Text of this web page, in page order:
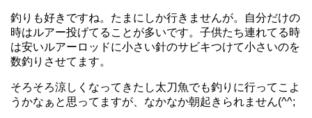
釣りも好きですね。たまにしか行きませんが。自分だけの
時はルアー投げてることが多いです。子供たち連れてる時
は安いルアーロッドに小さい針のサビキつけて小さいのを
数釣りさせてます。
そろそろ涼しくなってきたし太刀魚でも釣りに行ってこよ
うかなぁと思ってますが、なかなか朝起きられません(^^;